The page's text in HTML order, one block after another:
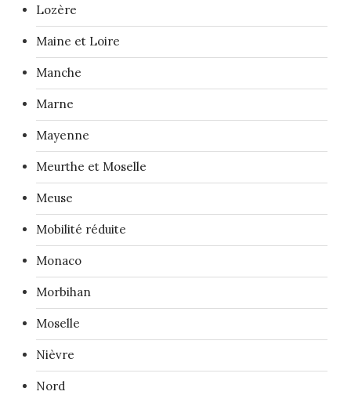
Lozère
Maine et Loire
Manche
Marne
Mayenne
Meurthe et Moselle
Meuse
Mobilité réduite
Monaco
Morbihan
Moselle
Nièvre
Nord